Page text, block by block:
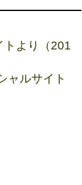
より（201
ャルサイト